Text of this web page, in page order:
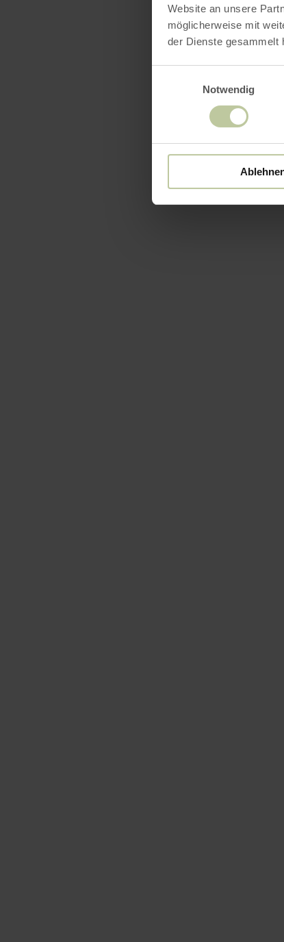
Website an unsere
möglicherweise mit
der Dienste gesammelt
Notwendig